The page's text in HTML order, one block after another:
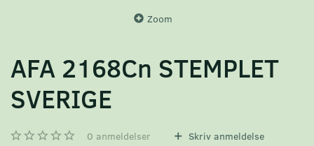
Zoom
AFA 2168Cn STEMPLET
SVERIGE
0 anmeldelser Skriv anmeldelse